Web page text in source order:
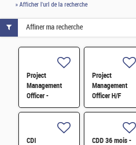
» Afficher l'url de la recherche
Project
Management
Officer -
Référent Cost
Project
Management
Officer H/F
CDI
CDD 36 mois -
Affiner ma recherche